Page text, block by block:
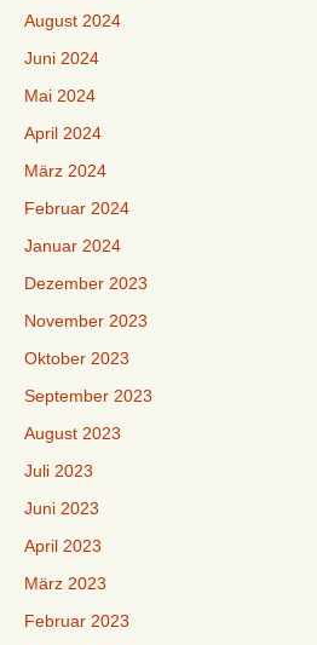
August 2024
Juni 2024
Mai 2024
April 2024
März 2024
Februar 2024
Januar 2024
Dezember 2023
November 2023
Oktober 2023
September 2023
August 2023
Juli 2023
Juni 2023
April 2023
März 2023
Februar 2023